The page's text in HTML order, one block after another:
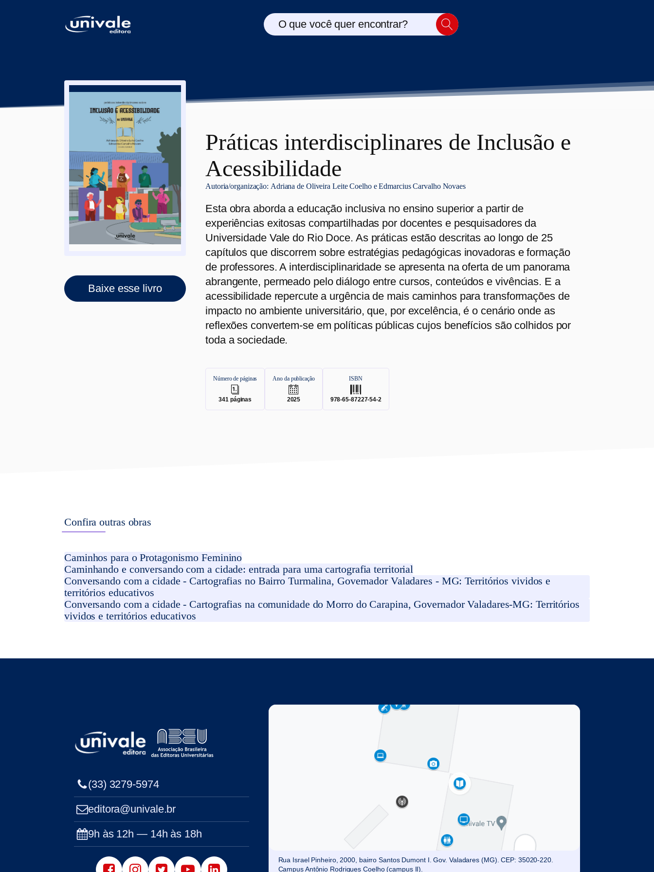
O que você quer encontrar?
Baixe esse livro
Práticas interdisciplinares de Inclusão e
Acessibilidade
Autoria/organização: Adriana de Oliveira Leite Coelho e Edmarcius Carvalho Novaes
Esta obra aborda a educação inclusiva no ensino superior a partir de
experiências exitosas compartilhadas por docentes e pesquisadores da
Universidade Vale do Rio Doce. As práticas estão descritas ao longo de 25
capítulos que discorrem sobre estratégias pedagógicas inovadoras e formação
de professores. A interdisciplinaridade se apresenta na oferta de um panorama
abrangente, permeado pelo diálogo entre cursos, conteúdos e vivências. E a
acessibilidade repercute a urgência de mais caminhos para transformações de
impacto no ambiente universitário, que, por excelência, é o cenário onde as
reflexões convertem-se em políticas públicas cujos benefícios são colhidos por
toda a sociedade.
Número de páginas
.
341páginas
Ano da publicação
.
2025
ISBN
.
978-65-87227-54-2
Confira outras obras
Caminhos para o Protagonismo Feminino
Caminhando e conversando com a cidade: entrada para uma cartografia territorial
Conversando com a cidade - Cartografias no Bairro Turmalina, Governador Valadares - MG: Territórios vividos e
territórios educativos
Conversando com a cidade - Cartografias na comunidade do Morro do Carapina, Governador Valadares-MG: Territórios
vividos e territórios educativos
(33) 3279-5974
editora@univale.br
9h às 12h — 14h às 18h
Rua Israel Pinheiro, 2000, bairro Santos Dumont I. Gov. Valadares (MG). CEP: 35020-220.
Campus Antônio Rodrigues Coelho (campus II).